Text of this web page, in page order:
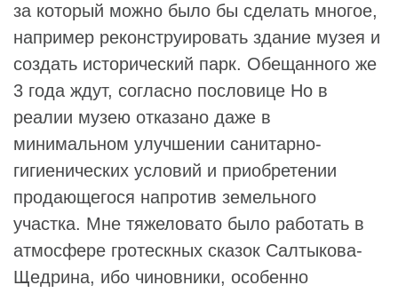
за который можно было бы сделать многое,
например реконструировать здание музея и
создать исторический парк. Обещанного же
3 года ждут, согласно пословице Но в
реалии музею отказано даже в
минимальном улучшении санитарно-
гигиенических условий и приобретении
продающегося напротив земельного
участка. Мне тяжеловато было работать в
атмосфере гротескных сказок Салтыкова-
Щедрина, ибо чиновники, особенно